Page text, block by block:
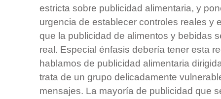
estricta sobre publicidad alimentaria, y
urgencia de establecer controles reales y
que la publicidad de alimentos y bebidas
real. Especial énfasis debería tener esta
hablamos de publicidad alimentaria
trata de un grupo delicadamente
mensajes. La mayoría de publicidad que